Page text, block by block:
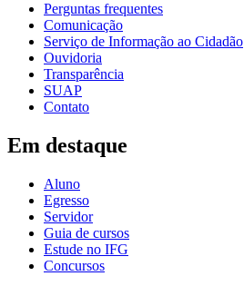
Perguntas frequentes
Comunicação
Serviço de Informação ao Cidadão
Ouvidoria
Transparência
SUAP
Contato
Em destaque
Aluno
Egresso
Servidor
Guia de cursos
Estude no IFG
Concursos